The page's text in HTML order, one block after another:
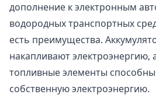
дополнение к электронным
водородных транспортных
есть преимущества.
накапливают электроэнергию,
топливные элементы
собственную электроэнергию.